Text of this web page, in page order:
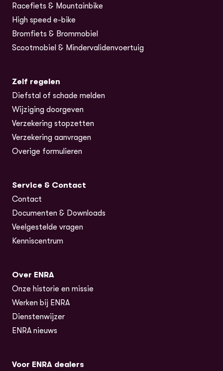
Racefiets & Mountainbike
High speed e-bike
Bromfiets & Brommobiel
Scootmobiel & Mindervalidenvoertuig
Zelf regelen
Diefstal of schade melden
Wijziging doorgeven
Verzekering stopzetten
Verzekering aanvragen
Overige formulieren
Service & Contact
Contact
Documenten & Downloads
Veelgestelde vragen
Kenniscentrum
Over ENRA
Onze historie en missie
Werken bij ENRA
Dienstenwijzer
ENRA nieuws
Voor ENRA dealers